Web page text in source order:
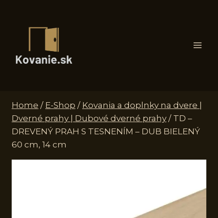
Home / E-Shop / Kovania a doplnky na dvere |
Dverné prahy | Dubové dverné prahy / TD –
DREVENÝ PRAH S TESNENÍM – DUB BIELENÝ
60 cm, 14 cm